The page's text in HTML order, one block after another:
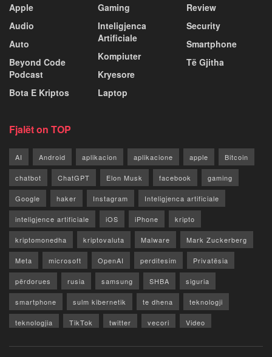
Apple
Audio
Auto
Beyond Code
Podcast
Bota E Kriptos
Gaming
Inteligjenca
Artificiale
Kompiuter
Kryesore
Laptop
Review
Security
Smartphone
Të Gjitha
Fjalët on TOP
AI Android aplikacion aplikacione apple Bitcoin
chatbot ChatGPT Elon Musk facebook gaming
Google haker Instagram Inteligjenca artificiale
inteligjence artificiale iOS iPhone kripto
kriptomonedha kriptovaluta Malware Mark Zuckerberg
Meta microsoft OpenAI perditesim Privatësia
përdorues rusia samsung SHBA siguria
smartphone sulm kibernetik te dhena teknologji
teknologjia TikTok twitter vecori Video